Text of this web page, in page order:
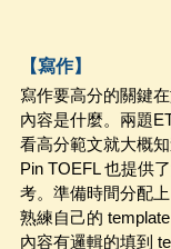
【寫作】
寫作要高分的關鍵
內容是什麼。兩題
看高分範文就大概
Pin TOEFL 也提供
考。準備時間分配
熟練自己的
內容有邏輯的填到